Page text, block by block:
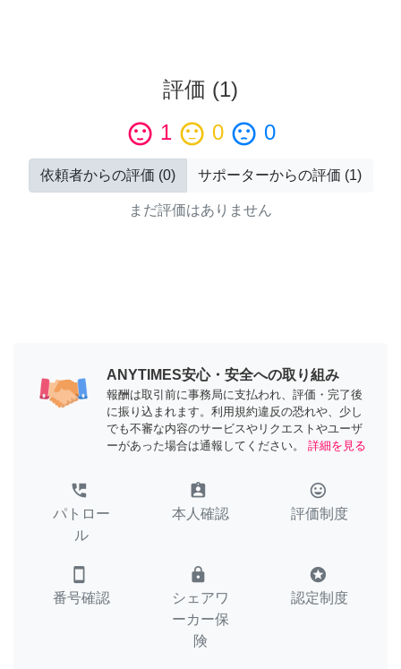
評価 (1)
sentiment_satisfied 1 sentiment_neutral 0 sentiment_dissatisfied 0
依頼者からの評価 (0) サポーターからの評価 (1)
まだ評価はありません
ANYTIMES安心・安全への取り組み
報酬は取引前に事務局に支払われ、評価・完了後
に振り込まれます。利用規約違反の恐れや、少し
でも不審な内容のサービスやリクエストやユーザ
ーがあった場合は通報してください。
詳細を見る
perm_phone_msg
パトロー
ル
assignment_ind
本人確認
tag_faces
評価制度
smartphone
番号確認
lock
シェアワ
ーカー保
険
stars
認定制度